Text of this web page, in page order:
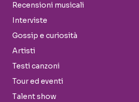
Recensioni musicali
Interviste
Gossip e curiosità
Artisti
Testi canzoni
Tour ed eventi
Talent show